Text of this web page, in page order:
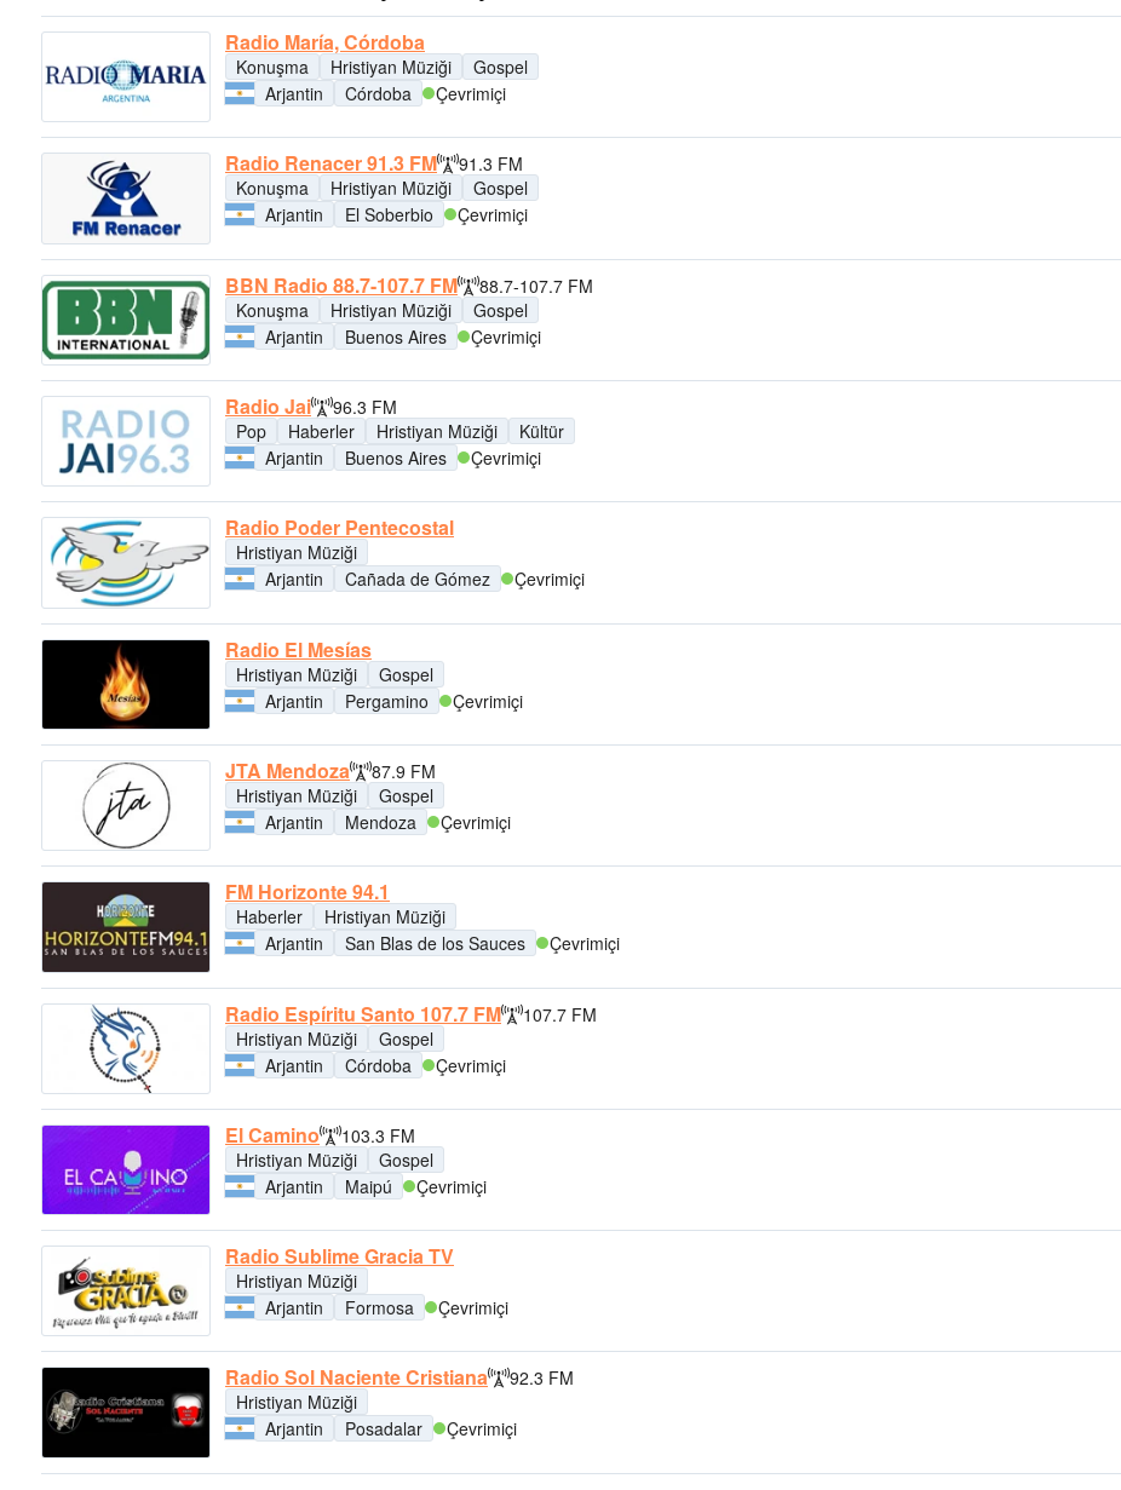
Radio María, Córdoba
Konuşma Hristiyan Müziği
Gospel
Arjantin
Córdoba Çevrimiçi
Radio Renacer 91.3 FM
91.3 FM
Konuşma
Hristiyan Müziği
Gospel
Arjantin
El Soberbio Çevrimiçi
BBN Radio 88.7-107.7 FM
88.7-107.7 FM
Konuşma
Hristiyan Müziği
Gospel
Arjantin
Buenos Aires Çevrimiçi
Radio Jai
96.3 FM
Pop
Haberler Hristiyan Müziği
Kültür
Arjantin
Buenos Aires Çevrimiçi
Radio Poder Pentecostal
Hristiyan Müziği
Arjantin
Cañada de Gómez Çevrimiçi
Radio El Mesías
Hristiyan Müziği
Gospel
Arjantin
Pergamino Çevrimiçi
JTA Mendoza
87.9 FM
Hristiyan Müziği
Gospel
Arjantin
Mendoza Çevrimiçi
FM Horizonte 94.1
Haberler
Hristiyan Müziği
Arjantin
San Blas de los Sauces Çevrimiçi
Radio Espíritu Santo 107.7 FM
107.7 FM
Hristiyan Müziği
Gospel
Arjantin
Córdoba Çevrimiçi
El Camino
103.3 FM
Hristiyan Müziği
Gospel
Arjantin
Maipú Çevrimiçi
Radio Sublime Gracia TV
Hristiyan Müziği
Arjantin
Formosa Çevrimiçi
Radio Sol Naciente Cristiana
92.3 FM
Hristiyan Müziği
Arjantin
Posadalar Çevrimiçi